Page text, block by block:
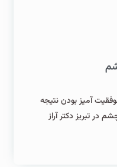
آمیز بودن نتیجه
تبریز دکتر آراز